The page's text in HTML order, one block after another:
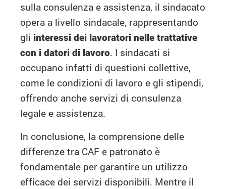
sulla consulenza e assistenza, il sindacato
opera a livello sindacale, rappresentando
gli interessi dei lavoratori nelle trattative
con i datori di lavoro. I sindacati si
occupano infatti di questioni collettive,
come le condizioni di lavoro e gli stipendi,
offrendo anche servizi di consulenza
legale e assistenza.
In conclusione, la comprensione delle
differenze tra CAF e patronato è
fondamentale per garantire un utilizzo
efficace dei servizi disponibili. Mentre il